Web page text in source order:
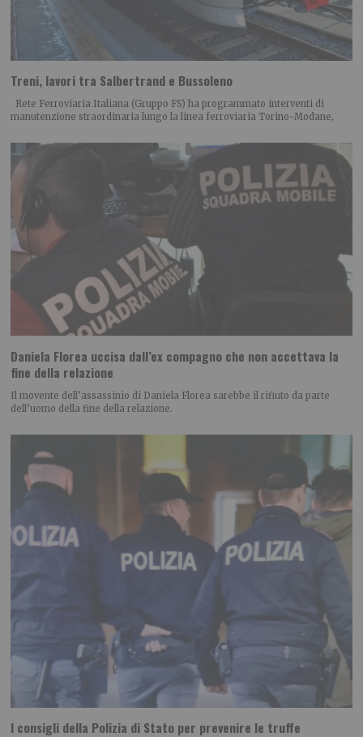
Treni, lavori tra Salbertrand e Bussoleno
Rete Ferroviaria Italiana (Gruppo FS) ha programmato interventi di
manutenzione straordinaria lungo la linea ferroviaria Torino-Modane,
Daniela Florea uccisa dall’ex compagno che non accettava la
fine della relazione
Il movente dell’assassinio di Daniela Florea sarebbe il rifiuto da parte
dell’uomo della fine della relazione.
I consigli della Polizia di Stato per prevenire le truffe